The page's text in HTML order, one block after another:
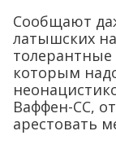
Сообщают
латышских
которым
Ваффен-СС,
арестовать